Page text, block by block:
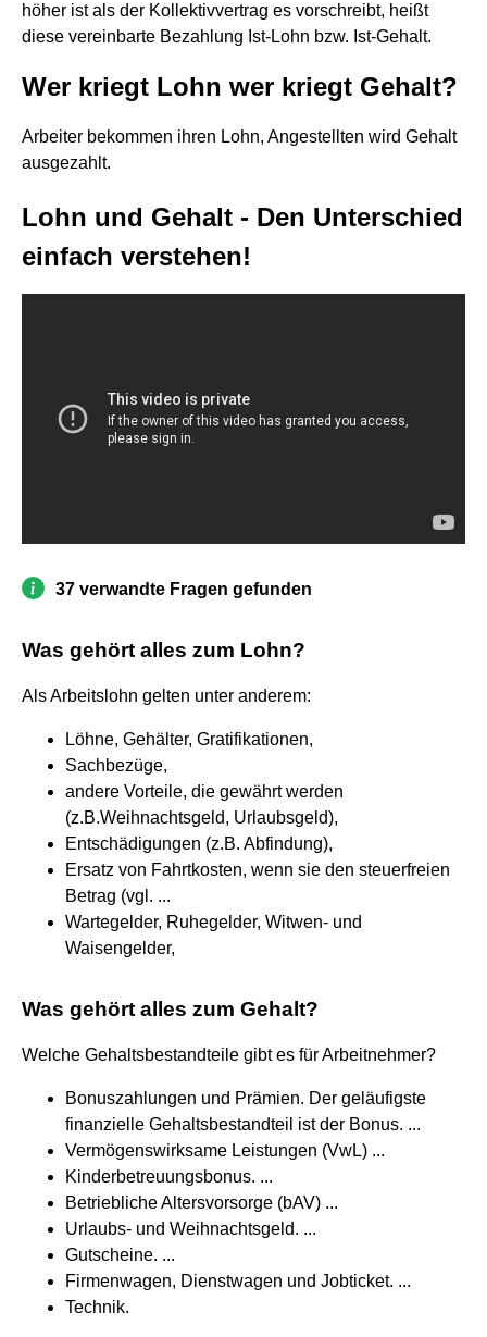
höher ist als der Kollektivvertrag es vorschreibt, heißt
diese vereinbarte Bezahlung Ist-Lohn bzw. Ist-Gehalt.
Wer kriegt Lohn wer kriegt Gehalt?
Arbeiter bekommen ihren Lohn, Angestellten wird Gehalt
ausgezahlt.
Lohn und Gehalt - Den Unterschied
einfach verstehen!
37 verwandte Fragen gefunden
Was gehört alles zum Lohn?
Als Arbeitslohn gelten unter anderem:
Löhne, Gehälter, Gratifikationen,
Sachbezüge,
andere Vorteile, die gewährt werden
(z.B.Weihnachtsgeld, Urlaubsgeld),
Entschädigungen (z.B. Abfindung),
Ersatz von Fahrtkosten, wenn sie den steuerfreien
Betrag (vgl. ...
Wartegelder, Ruhegelder, Witwen- und
Waisengelder,
Was gehört alles zum Gehalt?
Welche Gehaltsbestandteile gibt es für Arbeitnehmer?
Bonuszahlungen und Prämien. Der geläufigste
finanzielle Gehaltsbestandteil ist der Bonus. ...
Vermögenswirksame Leistungen (VwL) ...
Kinderbetreuungsbonus. ...
Betriebliche Altersvorsorge (bAV) ...
Urlaubs- und Weihnachtsgeld. ...
Gutscheine. ...
Firmenwagen, Dienstwagen und Jobticket. ...
Technik.